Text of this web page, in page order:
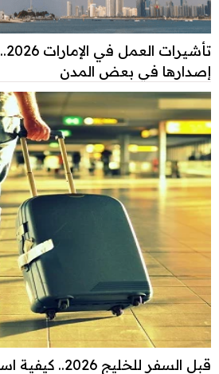
إصدارها في بعض المدن
قبل السفر